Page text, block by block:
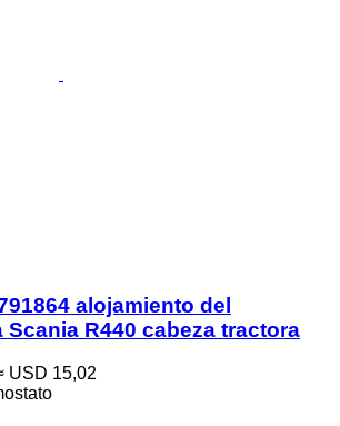
alojamiento del
R440 cabeza tractora
USD 15,02